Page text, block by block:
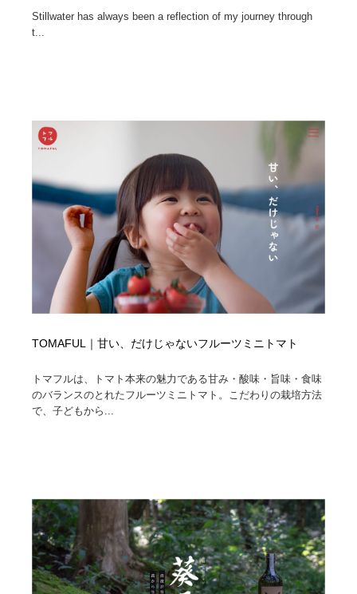
Stillwater has always been a reflection of my journey through
t...
TOMAFUL｜甘い、だけじゃないフルーツミニトマト
トマフルは、トマト本来の魅力である甘み・酸味・旨味・食味
のバランスのとれたフルーツミニトマト。こだわりの栽培方法
で、子どもから...